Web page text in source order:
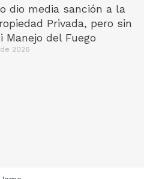
dio media sanción a la
Privada, pero sin
Manejo del Fuego
2026